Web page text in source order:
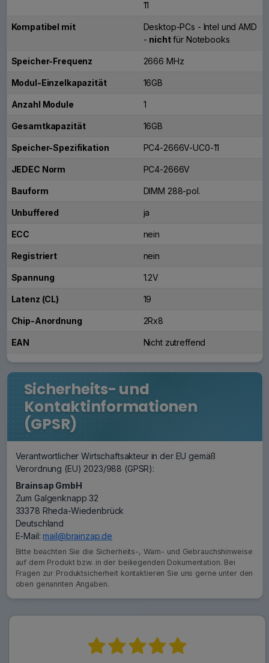
11
Kompatibel mit
Desktop-PCs - Intel und AMD
- nichtfür Notebooks
Speicher-Frequenz 2666 MHz
Modul-Einzelkapazität 16GB
Anzahl Module 1
Gesamtkapazität 16GB
Speicher-Spezifikation PC4-2666V-UC0-11
JEDEC Norm PC4-2666V
Bauform DIMM 288-pol.
Unbuffered ja
ECC nein
Registriert nein
Spannung 1.2V
Latenz (CL) 19
Chip-Anordnung 2Rx8
EAN Nicht zutreffend
Sicherheits- und
Kontaktinformationen
(GPSR)
Verantwortlicher Wirtschaftsakteur in der EU gemäß
Verordnung (EU) 2023/988 (GPSR):
Brainsap GmbH
Zum Galgenknapp 32
33378 Rheda-Wiedenbrück
Deutschland
E-Mail:mail@brainzap.de
Bitte beachten Sie die Sicherheits-, Warn- und Gebrauchshinweise
auf dem Produkt bzw. in der beiliegenden Dokumentation. Bei
Fragen zur Produktsicherheit kontaktieren Sie uns gerne unter den
oben genannten Angaben.